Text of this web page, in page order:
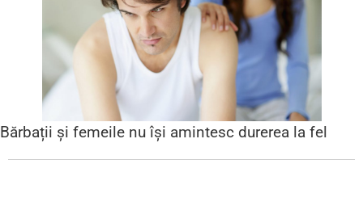
Bărbații și femeile nu își amintesc durerea la fel